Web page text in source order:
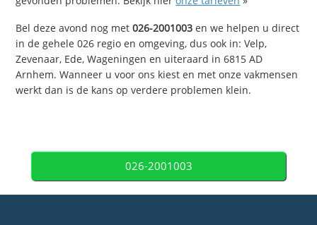
Bel deze avond nog met026-2001003 en we helpen u direct
in de gehele 026 regio en omgeving, dus ook in: Velp,
Zevenaar, Ede, Wageningen en uiteraard in 6815 AD
Arnhem. Wanneer u voor ons kiest en met onze vakmensen
werkt dan is de kans op verdere problemen klein.
026-2001003